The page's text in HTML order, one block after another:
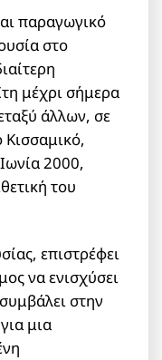
παραγωγικό
στο
μέχρι σήμερα
άλλων, σε
2000,
του
επιστρέφει
να ενισχύσει
στην
μια